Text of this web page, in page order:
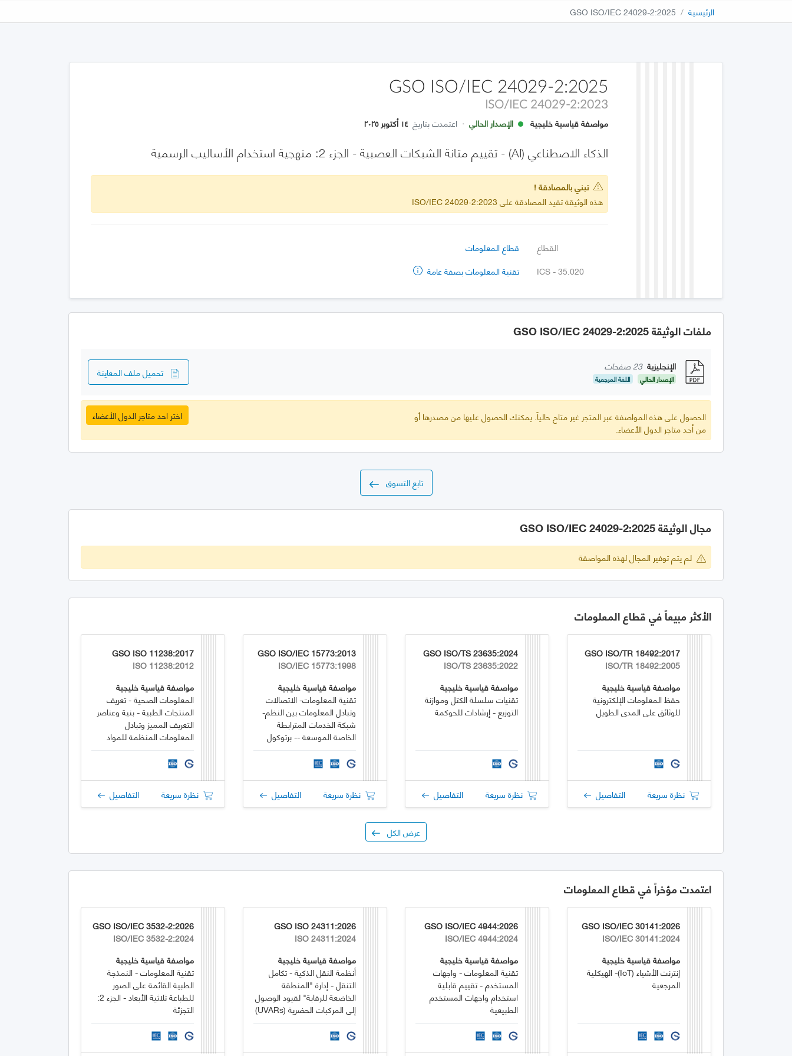
الرئيسية GSO ISO/IEC 24029-2:2025
GSO ISO/IEC 24029-2:2025
ISO/IEC 24029-2:2023
مواصفة قياسية خليجية الإصدار الحالي · اعتمدت بتاريخ ١٤ أكتوبر ٢٠٢٥
الذكاء الاصطناعي (AI) - تقييم متانة الشبكات العصبية - الجزء 2: منهجية استخدام الأساليب الرسمية
تبني بالمصادقة !
هذه الوثيقة تفيد المصادقة على ISO/IEC 24029-2:2023
القطاع
قطاع المعلومات
ICS - 35.020
تقنية المعلومات بصفة عامة
ملفات الوثيقة GSO ISO/IEC 24029-2:2025
الإنجليزية 23 صفحات
الإصدار الحالي اللغة المرجعية تحميل ملف المعاينة
الحصول على هذه المواصفة عبر المتجر غير متاح حالياً. يمكنك الحصول عليها من مصدرها أو
من أحد متاجر الدول الأعضاء.
اختر احد متاجر الدول الأعضاء
تابع التسوق
مجال الوثيقة GSO ISO/IEC 24029-2:2025
لم يتم توفير المجال لهذه المواصفة
الأكثر مبيعاً في قطاع المعلومات
GSO ISO/TR 18492:2017
ISO/TR 18492:2005
مواصفة قياسية خليجية
حفظ المعلومات الإلكترونية
للوثائق على المدى الطويل
نظرة سريعة التفاصيل
GSO ISO/TS 23635:2024
ISO/TS 23635:2022
مواصفة قياسية خليجية
تقنيات سلسلة الكتل وموازنة
التوزيع - إرشادات للحوكمة
نظرة سريعة التفاصيل
GSO ISO/IEC 15773:2013
ISO/IEC 15773:1998
مواصفة قياسية خليجية
تقنية المعلومات- الاتصالات
وتبادل المعلومات بين النظم-
شبكة الخدمات المترابطة
الخاصة الموسعة -- برتوكول
عداد نقل الشبكة الاضافية
نظرة سريعة التفاصيل
GSO ISO 11238:2017
ISO 11238:2012
مواصفة قياسية خليجية
المعلومات الصحية - تعريف
المنتجات الطبية - بنية وعناصر
التعريف المميز وتبادل
المعلومات المنظمة للمواد
نظرة سريعة التفاصيل
عرض الكل
اعتمدت مؤخراً في قطاع المعلومات
GSO ISO/IEC 30141:2026
ISO/IEC 30141:2024
مواصفة قياسية خليجية
إنترنت الأشياء (IoT)- الهيكلية
المرجعية
GSO ISO/IEC 4944:2026
ISO/IEC 4944:2024
مواصفة قياسية خليجية
تقنية المعلومات - واجهات
المستخدم - تقييم قابلية
استخدام واجهات المستخدم
الطبيعية
GSO ISO 24311:2026
ISO 24311:2024
مواصفة قياسية خليجية
أنظمة النقل الذكية - تكامل
التنقل - إدارة "المنطقة
الخاضعة للرقابة" لقيود الوصول
إلى المركبات الحضرية (UVARs)
GSO ISO/IEC 3532-2:2026
ISO/IEC 3532-2:2024
مواصفة قياسية خليجية
تقنية المعلومات - النمذجة
الطبية القائمة على الصور
للطباعة ثلاثية الأبعاد - الجزء 2:
التجزئة